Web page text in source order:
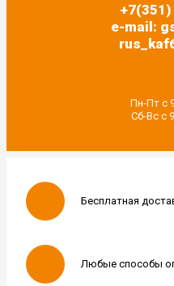
e-mail:
Пн-Пт с
Сб-Вс с
Бесплатная
Любые способы